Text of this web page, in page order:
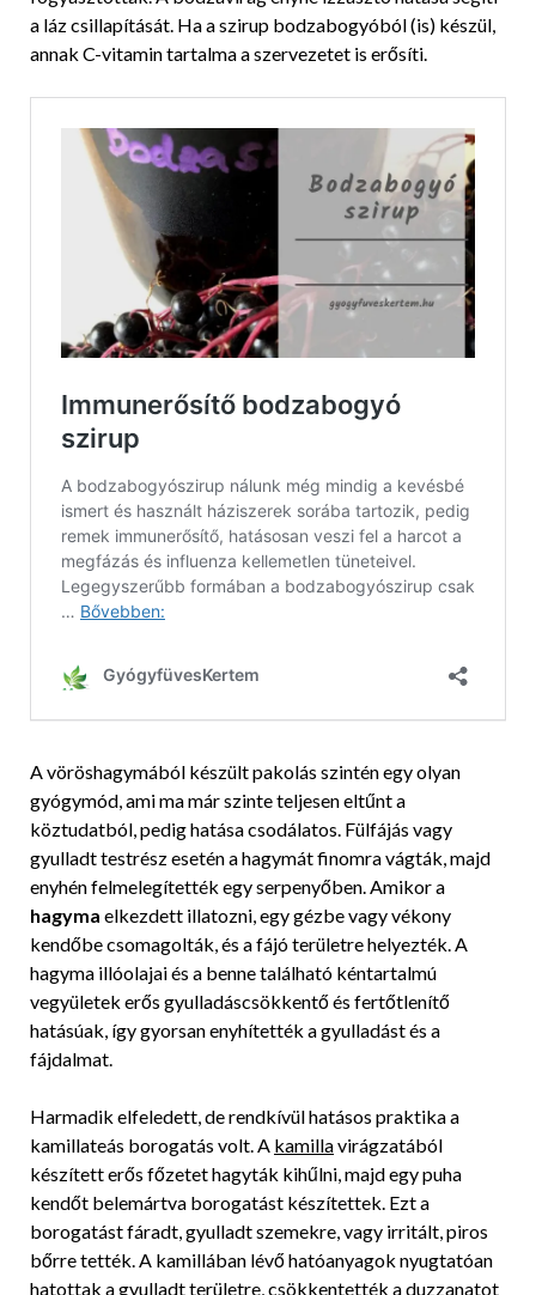
a láz csillapítását. Ha a szirup bodzabogyóból (is) készül,
annak C-vitamin tartalma a szervezetet is erősíti.
A vöröshagymából készült pakolás szintén egy olyan
gyógymód, ami ma már szinte teljesen eltűnt a
köztudatból, pedig hatása csodálatos. Fülfájás vagy
gyulladt testrész esetén a hagymát finomra vágták, majd
enyhén felmelegítették egy serpenyőben. Amikor a
hagyma elkezdett illatozni, egy gézbe vagy vékony
kendőbe csomagolták, és a fájó területre helyezték. A
hagyma illóolajai és a benne található kéntartalmú
vegyületek erős gyulladáscsökkentő és fertőtlenítő
hatásúak, így gyorsan enyhítették a gyulladást és a
fájdalmat.
Harmadik elfeledett, de rendkívül hatásos praktika a
kamillateás borogatás volt. A kamillavirágzatából
készített erős főzetet hagyták kihűlni, majd egy puha
kendőt belemártva borogatást készítettek. Ezt a
borogatást fáradt, gyulladt szemekre, vagy irritált, piros
bőrre tették. A kamillában lévő hatóanyagok nyugtatóan
hatottak a gyulladt területre, csökkentették a duzzanatot